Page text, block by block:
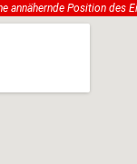
annähernde Position des